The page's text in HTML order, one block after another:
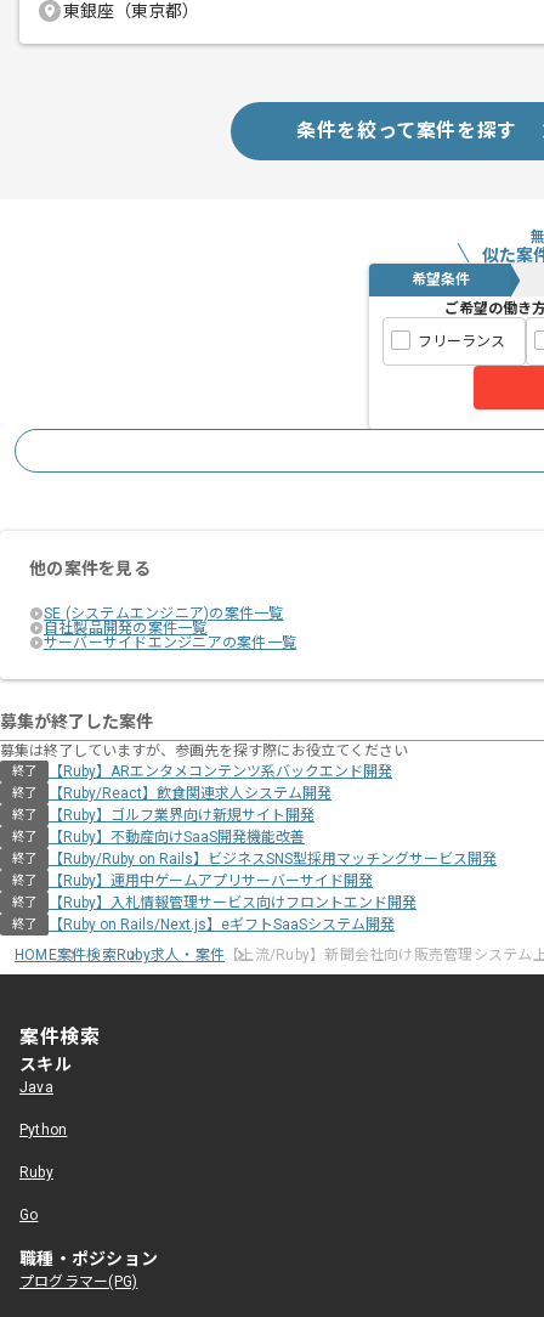
東銀座（東京都）
条件を絞って案件を探す
似た案
希望条件
ご希望の働き
フリーランス
他の案件を見る
SE (システムエンジニア)の案件一覧
自社製品開発の案件一覧
サーバーサイドエンジニアの案件一覧
募集が終了した案件
募集は終了していますが、参画先を探す際にお役立てください
終了 【Ruby】ARエンタメコンテンツ系バックエンド開発
終了 【Ruby/React】飲食関連求人システム開発
終了 【Ruby】ゴルフ業界向け新規サイト開発
終了 【Ruby】不動産向けSaaS開発機能改善
終了 【Ruby/Ruby on Rails】ビジネスSNS型採用マッチングサービス開発
終了 【Ruby】運用中ゲームアプリサーバーサイド開発
終了 【Ruby】入札情報管理サービス向けフロントエンド開発
終了
【Ruby on Rails/Next.js】eギフトSaaSシステム開発
HOME案件検索Ruby求人・案件 【上流/Ruby】新聞会社向け販売管理システム
案件検索
スキル
Java
Python
Ruby
Go
職種・ポジション
プログラマー(PG)